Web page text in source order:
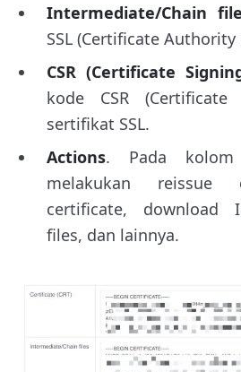
Intermediate/Chain
SSL (Certificate Authority
CSR (Certificate
kode CSR (Certificate
sertifikat SSL.
Actions. Pada
melakukan reissue
certificate, download
files, dan lainnya.